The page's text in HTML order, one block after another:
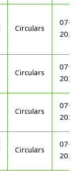
Circulars
07-
Circulars
07-
Circulars
07-
Circulars
07-